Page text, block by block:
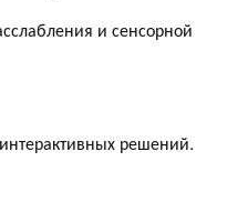
и сенсорной
решений.